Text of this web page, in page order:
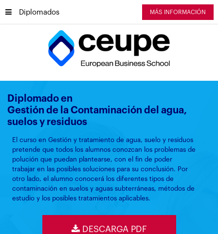
Diplomados MÁS INFORMACIÓN
Diplomado en
Gestión de la Contaminación del agua,
suelos y residuos
El curso en Gestión y tratamiento de agua, suelo y residuos
pretende que todos los alumnos conozcan los problemas de
polución que puedan plantearse, con el fin de poder
trabajar en las posibles soluciones para su conclusión. Por
otro lado, el alumno conocerá los diferentes tipos de
contaminación en suelos y aguas subterráneas, métodos de
estudio y los posibles tratamientos aplicables.
DESCARGA PDF